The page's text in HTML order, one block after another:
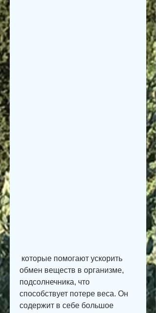
обмен веществ в организме,
подсолнечника, что
способствует потере веса. Он
содержит в себе большое